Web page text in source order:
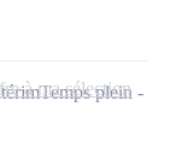
Temps plein
à ma sélection